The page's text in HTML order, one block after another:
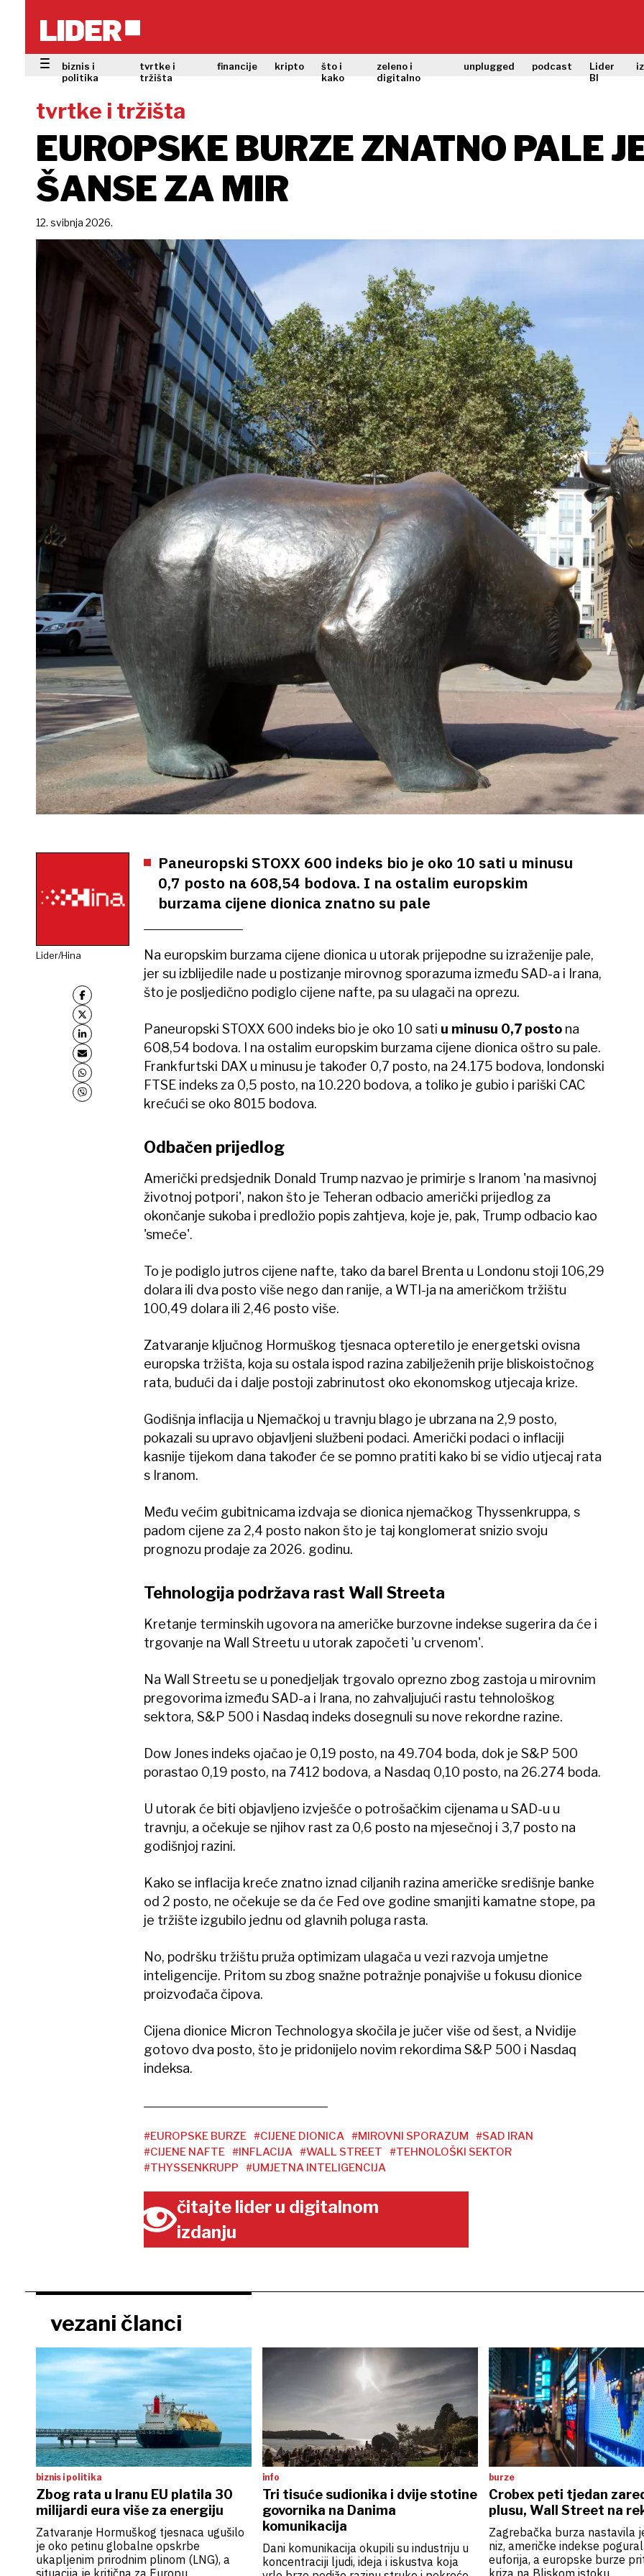
biznis i
politika
tvrtke i
tržišta
financije kripto
što i
kako
zeleno i
digitalno
unplugged podcast
Lider
BI
tvrtke i tržišta
EUROPSKE BURZE ZNATNO PALE
ŠANSE ZA MIR
12. svibnja 2026.
Lider/Hina
Paneuropski STOXX 600 indeks bio je oko 10 sati u minusu
0,7 posto na 608,54 bodova. I na ostalim europskim
burzama cijene dionica znatno su pale
Na europskim burzama cijene dionica u utorak prijepodne su izraženije pale,
jer su izblijedile nade u postizanje mirovnog sporazuma između SAD-a i Irana,
što je posljedično podiglo cijene nafte, pa su ulagači na oprezu.
Paneuropski STOXX 600 indeks bio je oko 10 sati u minusu 0,7 postona
608,54 bodova. I na ostalim europskim burzama cijene dionica oštro su pale.
Frankfurtski DAX u minusu je također 0,7 posto, na 24.175 bodova, londonski
FTSE indeks za 0,5 posto, na 10.220 bodova, a toliko je gubio i pariški CAC
krećući se oko 8015 bodova.
Odbačen prijedlog
Američki predsjednik Donald Trump nazvao je primirje s Iranom 'na masivnoj
životnoj potpori', nakon što je Teheran odbacio američki prijedlog za
okončanje sukoba i predložio popis zahtjeva, koje je, pak, Trump odbacio kao
'smeće'.
To je podiglo jutros cijene nafte, tako da barel Brenta u Londonu stoji 106,29
dolara ili dva posto više nego dan ranije, a WTI-ja na američkom tržištu
100,49 dolara ili 2,46 posto više.
Zatvaranje ključnog Hormuškog tjesnaca opteretilo je energetski ovisna
europska tržišta, koja su ostala ispod razina zabilježenih prije bliskoistočnog
rata, budući da i dalje postoji zabrinutost oko ekonomskog utjecaja krize.
Godišnja inflacija u Njemačkoj u travnju blago je ubrzana na 2,9 posto,
pokazali su upravo objavljeni službeni podaci. Američki podaci o inflaciji
kasnije tijekom dana također će se pomno pratiti kako bi se vidio utjecaj rata
s Iranom.
Među većim gubitnicama izdvaja se dionica njemačkog Thyssenkruppa, s
padom cijene za 2,4 posto nakon što je taj konglomerat snizio svoju
prognozu prodaje za 2026. godinu.
Tehnologija podržava rast Wall Streeta
Kretanje terminskih ugovora na američke burzovne indekse sugerira da će i
trgovanje na Wall Streetu u utorak započeti 'u crvenom'.
Na Wall Streetu se u ponedjeljak trgovalo oprezno zbog zastoja u mirovnim
pregovorima između SAD-a i Irana, no zahvaljujući rastu tehnološkog
sektora, S&P 500 i Nasdaq indeks dosegnuli su nove rekordne razine.
Dow Jones indeks ojačao je 0,19 posto, na 49.704 boda, dok je S&P 500
porastao 0,19 posto, na 7412 bodova, a Nasdaq 0,10 posto, na 26.274 boda.
U utorak će biti objavljeno izvješće o potrošačkim cijenama u SAD-u u
travnju, a očekuje se njihov rast za 0,6 posto na mjesečnoj i 3,7 posto na
godišnjoj razini.
Kako se inflacija kreće znatno iznad ciljanih razina američke središnje banke
od 2 posto, ne očekuje se da će Fed ove godine smanjiti kamatne stope, pa
je tržište izgubilo jednu od glavnih poluga rasta.
No, podršku tržištu pruža optimizam ulagača u vezi razvoja umjetne
inteligencije. Pritom su zbog snažne potražnje ponajviše u fokusu dionice
proizvođača čipova.
Cijena dionice Micron Technologya skočila je jučer više od šest, a Nvidije
gotovo dva posto, što je pridonijelo novim rekordima S&P 500 i Nasdaq
indeksa.
#EUROPSKE BURZE #CIJENE DIONICA #MIROVNI SPORAZUM
#SAD IRAN
#CIJENE NAFTE #INFLACIJA #WALL STREET
#TEHNOLOŠKI SEKTOR
#THYSSENKRUPP
#UMJETNA INTELIGENCIJA
čitajte lider u digitalnom
izdanju
vezani članci
biznis i politika
Zbog rata u Iranu EU platila 30
milijardi eura više za energiju
Zatvaranje Hormuškog tjesnaca ugušilo
je oko petinu globalne opskrbe
ukapljenim prirodnim plinom (LNG), a
situacija je kritična za Europu
info
Tri tisuće sudionika i dvije stotine
govornika na Danima
komunikacija
Dani komunikacija okupili su industriju u
koncentraciji ljudi, ideja i iskustva koja
burze
Crobex peti tjedan
plusu, Wall Street na
Zagrebačka burza nastavila
niz, američke indekse
euforija, a europske burze
kriza na Bliskom istoku.